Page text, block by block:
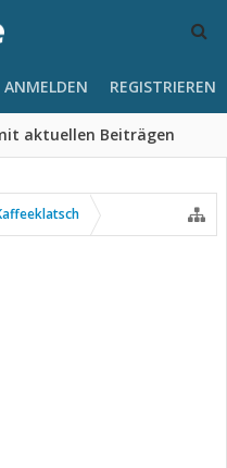
aktuellen Beiträgen
ANMELDEN REGISTRIEREN